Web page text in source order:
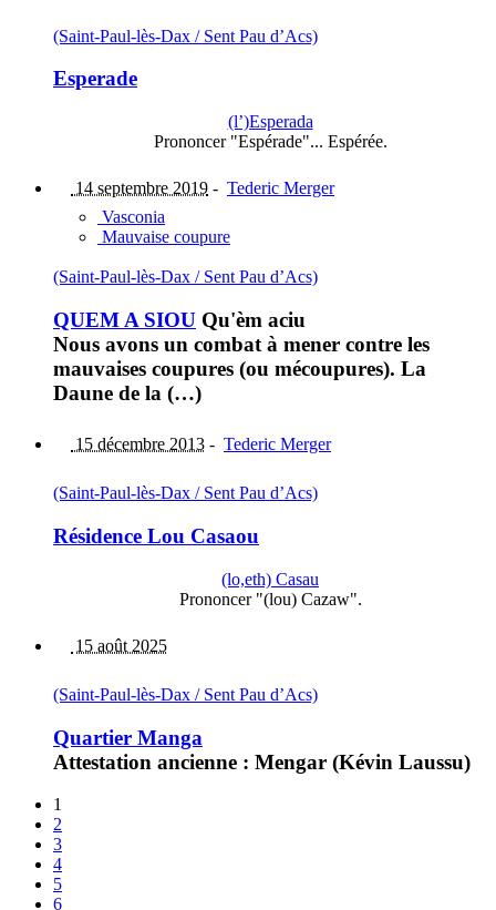
(Saint-Paul-lès-Dax / Sent Pau d’Acs)
Esperade
(l’)Esperada
Prononcer "Espérade"... Espérée.
14 septembre 2019 - Tederic Merger
Vasconia
Mauvaise coupure
(Saint-Paul-lès-Dax / Sent Pau d’Acs)
QUEM A SIOU Qu'èm aciu
Nous avons un combat à mener contre les
mauvaises coupures (ou mécoupures). La
Daune de la (…)
15 décembre 2013 - Tederic Merger
(Saint-Paul-lès-Dax / Sent Pau d’Acs)
Résidence Lou Casaou
(lo,eth) Casau
Prononcer "(lou) Cazaw".
15 août 2025
(Saint-Paul-lès-Dax / Sent Pau d’Acs)
Quartier Manga
Attestation ancienne : Mengar (Kévin Laussu)
1
2
3
4
5
6